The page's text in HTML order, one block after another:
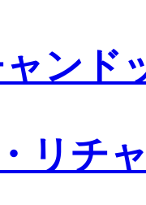
ンド
リチ